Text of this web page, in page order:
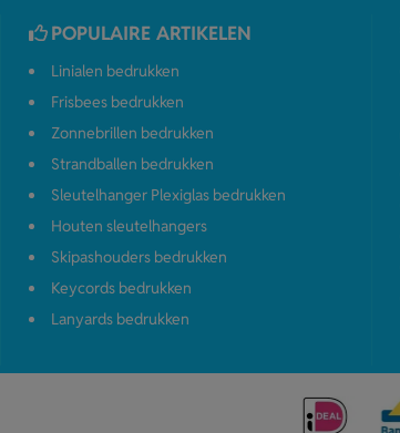
POPULAIRE ARTIKELEN
Linialen bedrukken
Frisbees bedrukken
Zonnebrillen bedrukken
Strandballen bedrukken
Sleutelhanger Plexiglas bedrukken
Houten sleutelhangers
Skipashouders bedrukken
Keycords bedrukken
Lanyards bedrukken